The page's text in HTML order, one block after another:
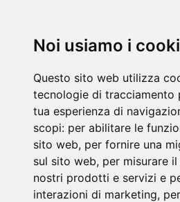
Noi usiamo i
Questo sito web utilizza
tecnologie di tracciamento
tua esperienza di
scopi: per abilitare le
sito web, per fornire una
sul sito web, per misurare
nostri prodotti e servizi e
interazioni di marketing,